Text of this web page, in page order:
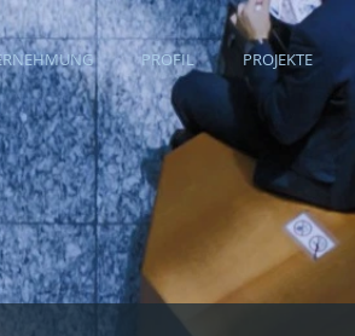
PROFIL PROJEKTE